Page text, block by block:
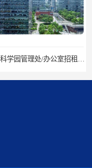
科兴科学园管理处/办公室招租/租金价格